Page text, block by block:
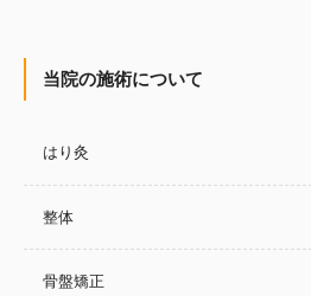
当院の施術について
はり灸
整体
骨盤矯正